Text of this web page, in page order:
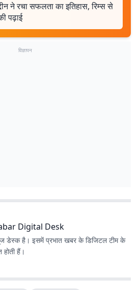
ने रचा सफलता का इतिहास, रिम्स से
पढ़ाई
विज्ञापन
Digital Desk
डेस्क है। इसमें प्रभात खबर के डिजिटल टीम के
हैं।